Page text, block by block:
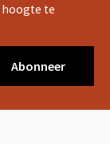
te
Abonneer